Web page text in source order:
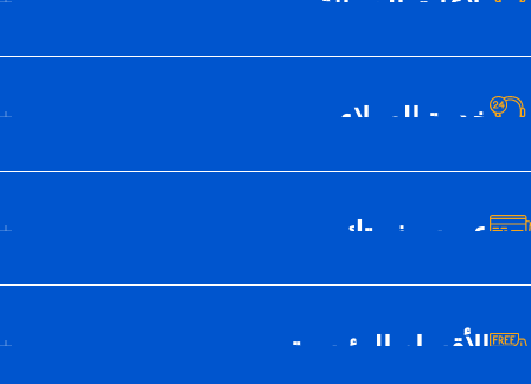
خدمة العملاء
عن سيف تك
الأقسام الرئيسية